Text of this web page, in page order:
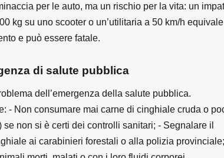
per le auto, ma un rischio per la vita: un
kg su uno scooter o un’utilitaria a 50 km/h
e può essere fatale.
di salute pubblica
dell’emergenza della salute pubblica.
- Non consumare mai carne di cinghiale cruda o
non si è certi dei controlli sanitari; - Segnalare il
ai carabinieri forestali o alla polizia